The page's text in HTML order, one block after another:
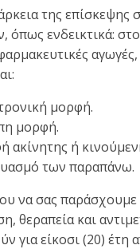
της
όπως ενδεικτικά:
μορφή.
μορφή.
ακίνητης ή
των παραπάνω.
να σας παράσχουμε
θεραπεία και
για είκοσι (20)